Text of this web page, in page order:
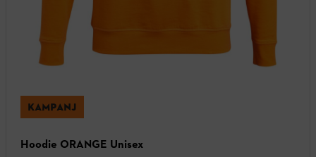
KAMPANJ
Hoodie ORANGE Unisex